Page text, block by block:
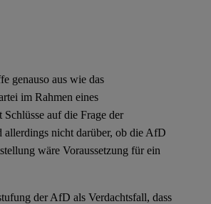
genauso aus wie das
im Rahmen eines
auf die Frage der
nicht darüber, ob die AfD
wäre Voraussetzung für ein
der AfD als Verdachtsfall, dass